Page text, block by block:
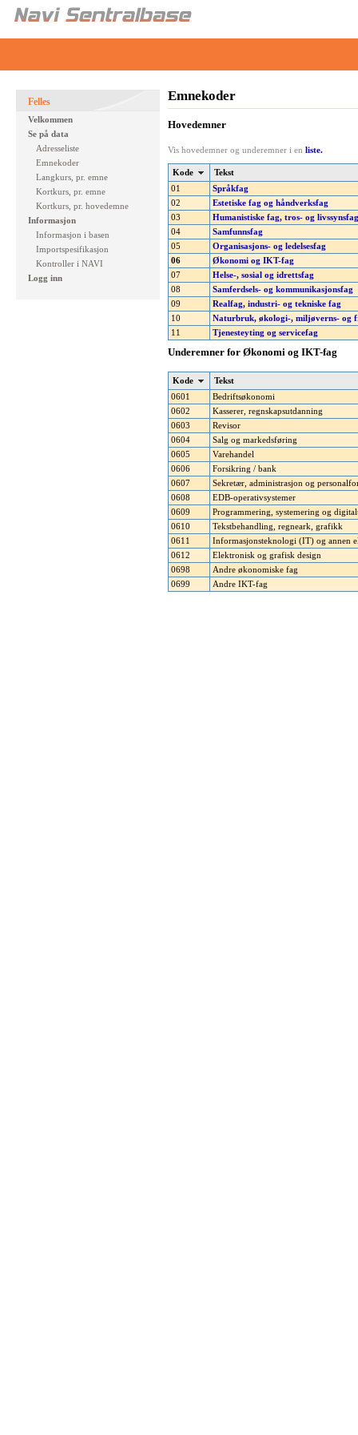
Felles
Velkommen
Se på data
Adresseliste
Emnekoder
Langkurs, pr. emne
Kortkurs, pr. emne
Kortkurs, pr. hovedemne
Informasjon
Informasjon i basen
Importspesifikasjon
Kontroller i NAVI
Logg inn
Emnekoder
Hovedemner
Vis hovedemner og underemner i en liste.
Kode
Tekst
01
Språkfag
02
Estetiske fag og håndverksfag
03
Humanistiske fag, tros- og livssynsfag
04
Samfunnsfag
05
Organisasjons- og ledelsesfag
06
Økonomi og IKT-fag
07
Helse-, sosial og idrettsfag
08
Samferdsels- og kommunikasjonsfag
09
Realfag, industri- og tekniske fag
10
Naturbruk, økologi-, miljøverns- og
11
Tjenesteyting og servicefag
Underemner for Økonomi og IKT-fag
Kode
Tekst
0601
Bedriftsøkonomi
0602
Kasserer, regnskapsutdanning
0603
Revisor
0604
Salg og markedsføring
0605
Varehandel
0606
Forsikring / bank
0607
Sekretær, administrasjon og
0608
EDB-operativsystemer
0609
Programmering, systemering og
0610
Tekstbehandling, regneark, grafikk
0611
Informasjonsteknologi (IT) og annen
0612
Elektronisk og grafisk design
0698
Andre økonomiske fag
0699
Andre IKT-fag